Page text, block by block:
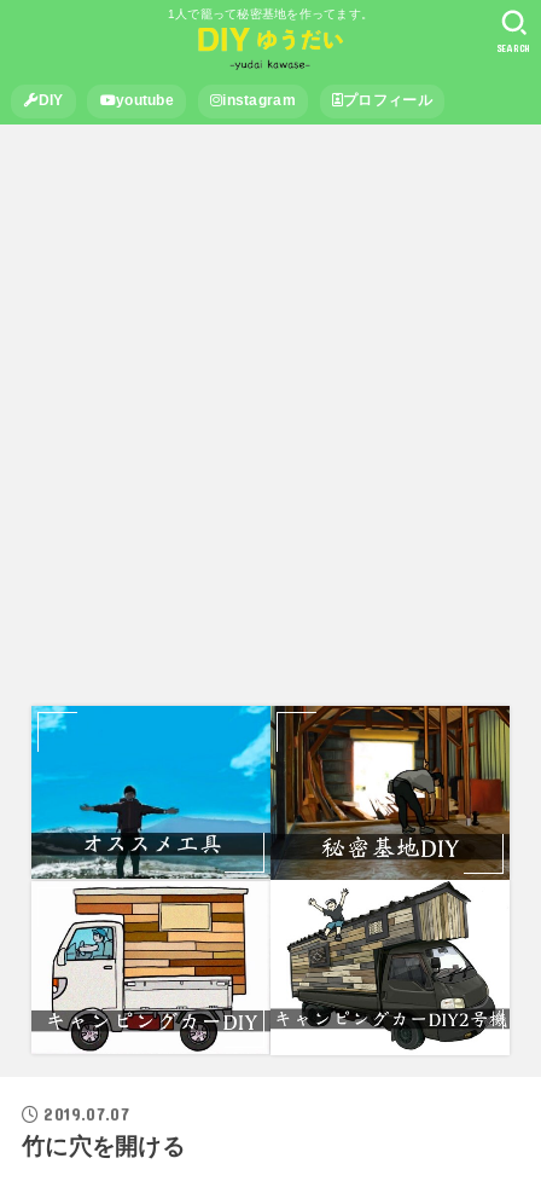
1人で籠って秘密基地を作ってます。
DIY youtube instagram プロフィール
SEARCH
2019.07.07
竹に穴を開ける